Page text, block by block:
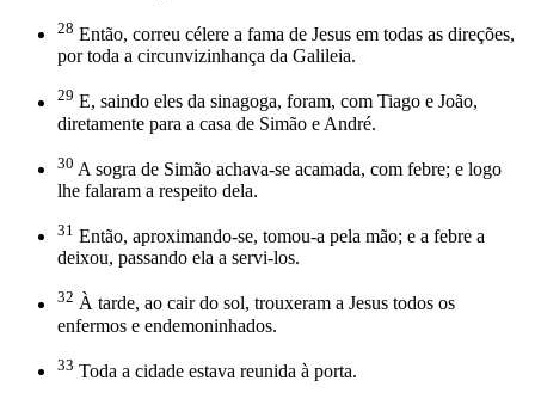
28 Então, correu célere a fama de Jesus em todas as direções,
por toda a circunvizinhança da Galileia.
29 E, saindo eles da sinagoga, foram, com Tiago e João,
diretamente para a casa de Simão e André.
30 A sogra de Simão achava-se acamada, com febre; e logo
lhe falaram a respeito dela.
31 Então, aproximando-se, tomou-a pela mão; e a febre a
deixou, passando ela a servi-los.
32 À tarde, ao cair do sol, trouxeram a Jesus todos os
enfermos e endemoninhados.
33 Toda a cidade estava reunida à porta.